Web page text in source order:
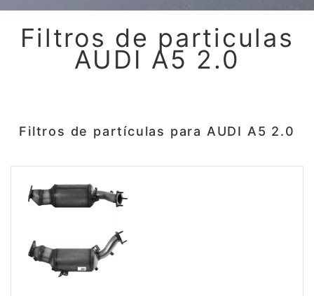
Filtros de particulas
AUDI A5 2.0
Filtros de partículas para AUDI A5 2.0